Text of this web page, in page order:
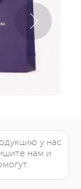
у нас
нам и